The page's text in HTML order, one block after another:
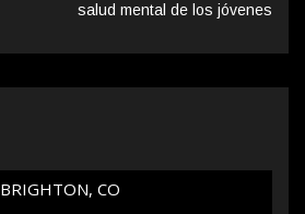
salud mental de los jóvenes
BRIGHTON, CO